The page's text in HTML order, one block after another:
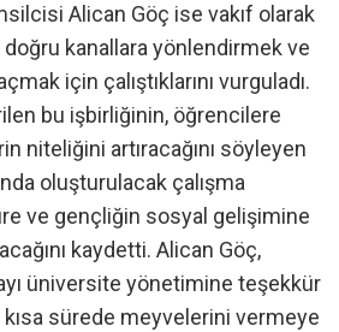
Alican Göç ise vakıf olarak
kanallara yönlendirmek ve
için çalıştıklarını vurguladı.
bu işbirliğinin, öğrencilere
niteliğini artıracağını söyleyen
oluşturulacak çalışma
ve gençliğin sosyal gelişimine
kaydetti. Alican Göç,
üniversite yönetimine teşekkür
sürede meyvelerini vermeye